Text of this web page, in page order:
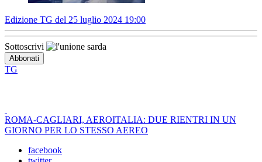
Edizione TG del 25 luglio 2024 19:00
Sottoscrivi
TG
ROMA-CAGLIARI, AEROITALIA: DUE RIENTRI IN UN
GIORNO PER LO STESSO AEREO
facebook